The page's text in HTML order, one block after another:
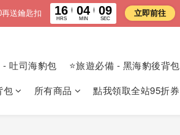
- 吐司海豹包
⭐旅遊必備 - 黑海豹後背包
包 所有商品 點我領取全站95折券
送鑰匙扣 16
HRS
04
MIN
08
SEC
立即前往